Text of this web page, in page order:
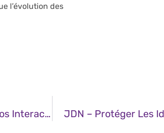
l’évolution des
JDN – L’IA En 2025 : Une Révolution Profonde De Nos Interactions JDN – Protéger Les